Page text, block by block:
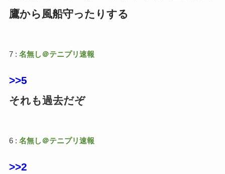
鷹から風船守ったりする
7 : 名無し＠テニプリ速報
>>5
それも過去だぞ
6 : 名無し＠テニプリ速報
>>2